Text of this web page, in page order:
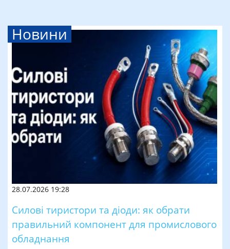
Новини
28.07.2026 19:28
Силові тиристори та діоди: як обрати
правильний компонент для промислового
обладнання